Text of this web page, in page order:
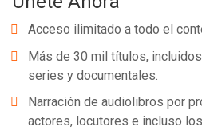
Acceso ilimitado a todo el
Más de 30 mil títulos,
series y documentales.
Narración de audiolibros por
actores, locutores e incluso